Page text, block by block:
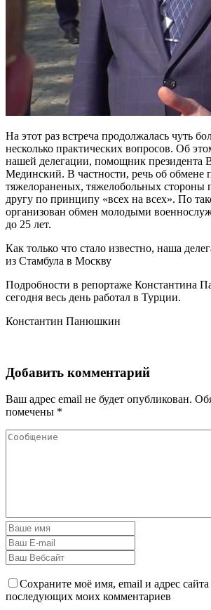
На этот раз встреча продолжалась чуть
несколько практических вопросов. Об
нашей делегации, помощник президента
Мединский. В частности, речь об
тяжелораненых, тяжелобольных стороны
другу по принципу «всех на всех». По
организован обмен молодыми
до 25 лет.
Как только что стало известно, наша
из Стамбула в Москву
Подробности в репортаже Константина
сегодня весь день работал в Турции.
Константин Панюшкин
Добавить комментарий
Ваш адрес email не будет опубликован.
помечены *
Сохраните моё имя, email и адрес сайта
последующих моих комментариев